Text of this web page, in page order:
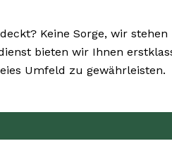
Keine Sorge, wir
bieten wir Ihnen
Umfeld zu gewährleisten.